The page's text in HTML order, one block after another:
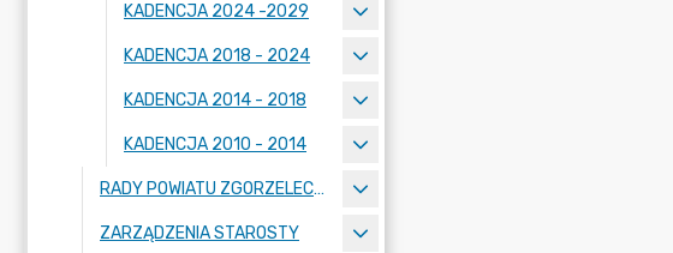
KADENCJA 2024 -2029
KADENCJA 2018 - 2024
KADENCJA 2014 - 2018
KADENCJA 2010 - 2014
RADY POWIATU ZGORZELECKIEGO
ZARZĄDZENIA STAROSTY